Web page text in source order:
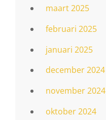
maart 2025
februari 2025
januari 2025
december 2024
november 2024
oktober 2024